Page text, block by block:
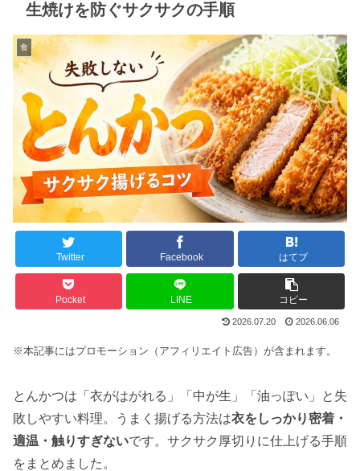
生焼けを防ぐサクサクの手順
食
Twitter Facebook はてブ
Pocket LINE コピー
2026.07.20 2026.06.06
※本記事にはプロモーション（アフィリエイト広告）が含まれます。
とんかつは「衣がはがれる」「中が生」「油っぽい」と失
敗しやすい料理。うまく揚げる方法は衣をしっかり密着・
適温・触りすぎないです。サクサク厚切りに仕上げる手順
をまとめました。